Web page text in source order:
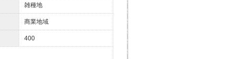
雑種地
商業地域
400